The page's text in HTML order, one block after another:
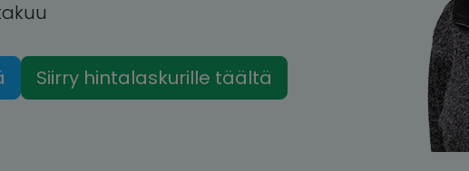
Siirry hintalaskurille täältä